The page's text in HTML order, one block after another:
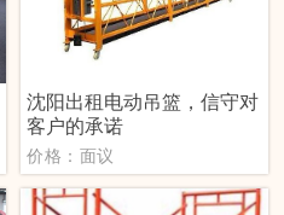
沈阳出租电动吊篮，信守对
客户的承诺
价格：面议